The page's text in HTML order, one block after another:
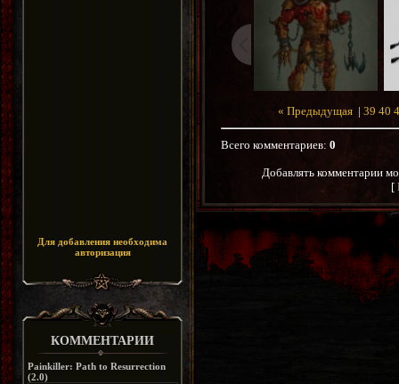
Для добавления необходима
авторизация
КОММЕНТАРИИ
Painkiller: Path to Resurrection
(2.0)
« Предыдущая | 39 40
Всего комментариев: 0
Добавлять комментарии
[